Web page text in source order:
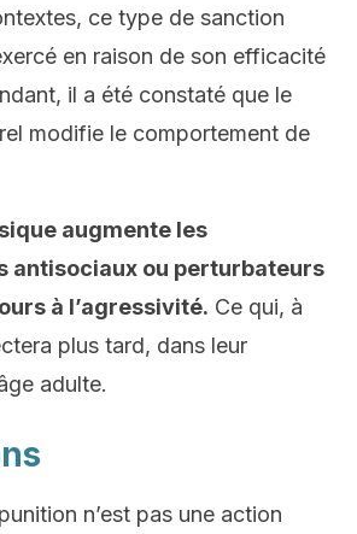
ce type de sanction
en raison de son efficacité
il a été constaté que le
modifie le comportement de
augmente les
antisociaux ou perturbateurs
à l’agressivité. Ce qui, à
plus tard, dans leur
adulte.
n’est pas une action